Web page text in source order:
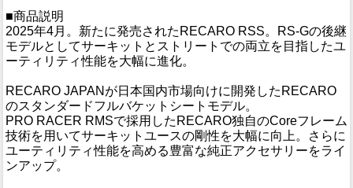
■商品説明
2025年4月。新たに発売されたRECARO RSS。RS-Gの後継
モデルとしてサーキットとストリートでの両立を目指したユ
ーティリティ性能を大幅に進化。
RECARO JAPANが日本国内市場向けに開発したRECARO
のスタンダードフルバケットシートモデル。
PRO RACER RMSで採用したRECARO独自のCoreフレーム
技術を用いてサーキットユースの剛性を大幅に向上。さらに
ユーティリティ性能を高める豊富な純正アクセサリーをライ
ンアップ。